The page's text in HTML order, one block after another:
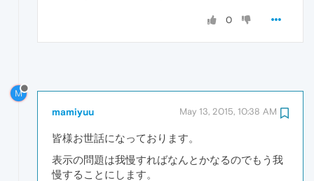
0
M
mamiyuu May 13, 2015, 10:38 AM
皆様お世話になっております。
表示の問題は我慢すればなんとかなるのでもう我
慢することにします。